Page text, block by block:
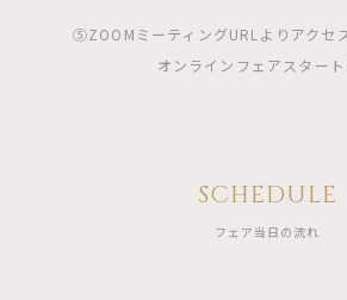
⑤ZOOMミーティングURLよりアクセ
オンラインフェアスタート
SCHEDULE
フェア当日の流れ